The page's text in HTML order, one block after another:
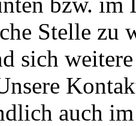
Stelle zu
sich
auch